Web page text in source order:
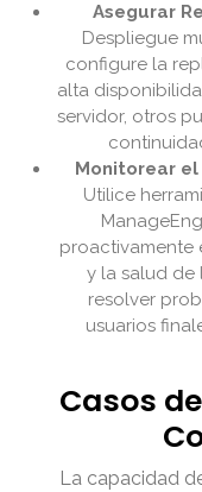
Asegurar
Despliegue
configure la
alta
servidor, otros
Monitorear el
Utilice
proactivamente
y la salud de
resolver
usuarios
Casos
La capacidad